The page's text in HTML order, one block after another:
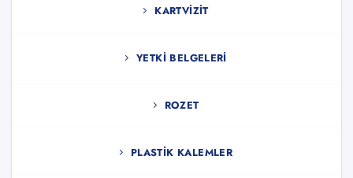
KARTVIZIT
YETKI BELGELERI
ROZET
PLASTIK KALEMLER